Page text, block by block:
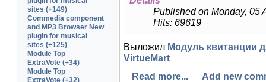
sites (+149)
Commedia component
and MP3 Browser New
plugin for musical
sites (+125)
Module Top
ExtraVote (+34)
Module Top
ExtraVote (+32)
Published on Monday, 05
Hits: 69619
Выложил Модуль квитанции
VirtueMart
Read more...
Add new